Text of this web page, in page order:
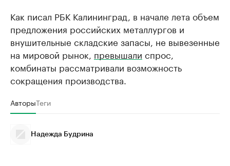
Как писал РБК Калининград, в начале лета объем
предложения российских металлургов и
внушительные складские запасы, не вывезенные
на мировой рынок, превышали спрос,
комбинаты рассматривали возможность
сокращения производства.
АвторыТеги
Надежда Будрина